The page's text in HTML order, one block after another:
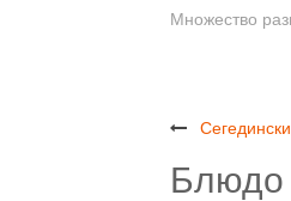
Множество
Блюдо